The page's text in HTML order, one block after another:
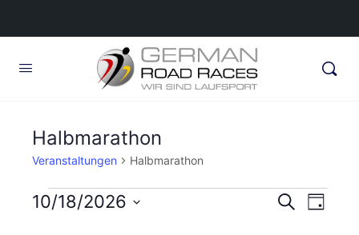
Halbmarathon
Veranstaltungen Halbmarathon
Veranstaltungen
SucheTag
10/18/2026